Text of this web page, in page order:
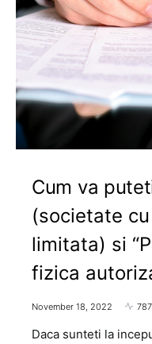
Cum va
(societate
limitata) si
fizica
November 18, 2022
Daca sunteti la